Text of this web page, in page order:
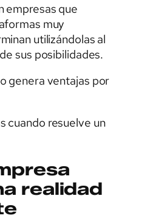
empresas que
muy
utilizándolas al
sus posibilidades.
genera ventajas por
cuando resuelve un
realidad